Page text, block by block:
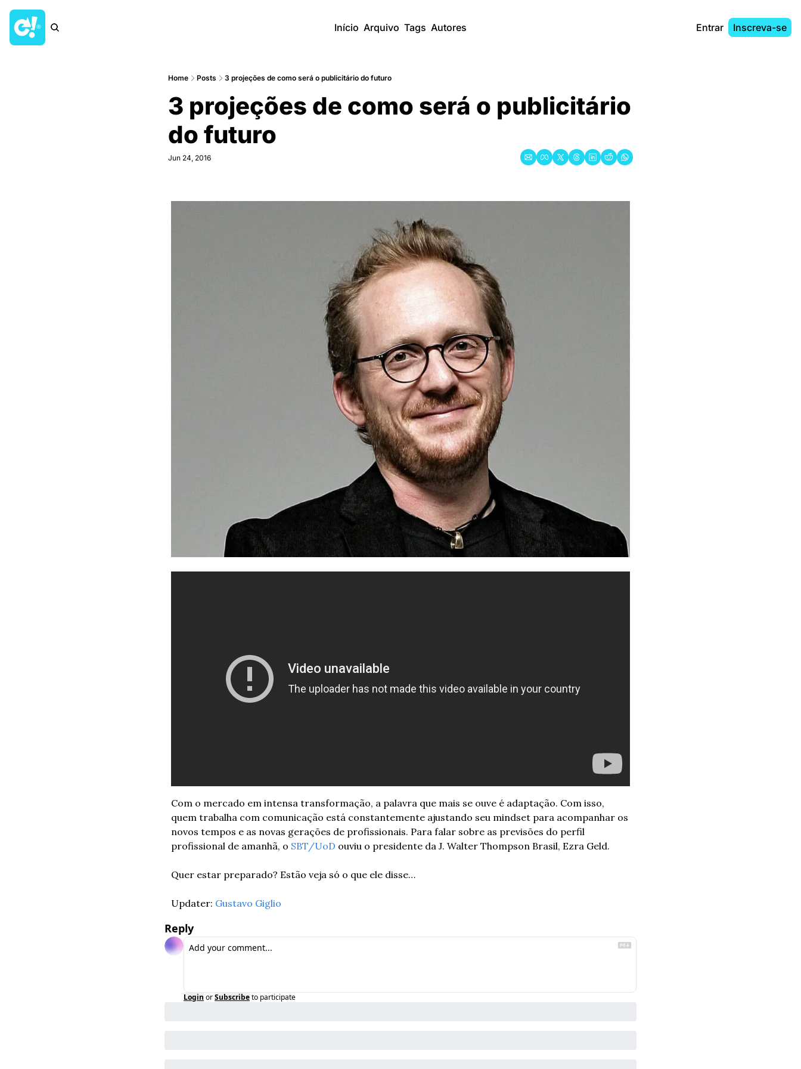
Início Arquivo Tags Autores Entrar Inscreva-se
Home Posts 3 projeções de como será o publicitário do futuro
3 projeções de como será o publicitário
do futuro
Jun 24, 2016
Com o mercado em intensa transformação, a palavra que mais se ouve é adaptação. Com isso,
quem trabalha com comunicação está constantemente ajustando seu mindset para acompanhar os
novos tempos e as novas gerações de profissionais. Para falar sobre as previsões do perfil
profissional de amanhã, o SBT/UoD ouviu o presidente da J. Walter Thompson Brasil, Ezra Geld.
Quer estar preparado? Estão veja só o que ele disse…
Updater: Gustavo Giglio
Reply
Login orSubscribeto participate